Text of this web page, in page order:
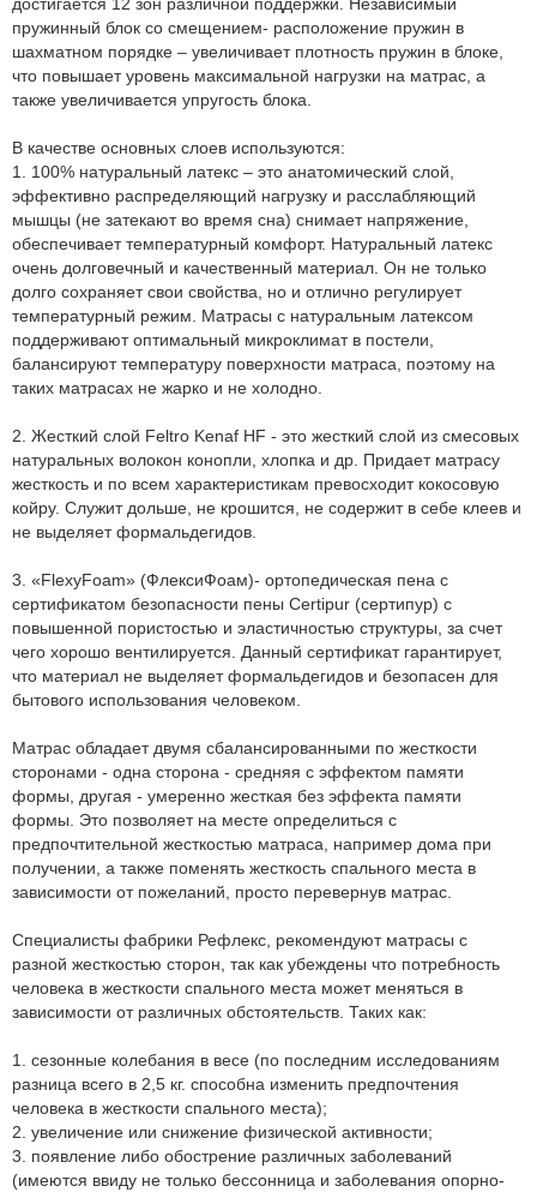
пружинный блок со смещением- расположение пружин в
шахматном порядке – увеличивает плотность пружин в блоке,
что повышает уровень максимальной нагрузки на матрас, а
также увеличивается упругость блока.
В качестве основных слоев используются:
1. 100% натуральный латекс – это анатомический слой,
эффективно распределяющий нагрузку и расслабляющий
мышцы (не затекают во время сна) снимает напряжение,
обеспечивает температурный комфорт. Натуральный латекс
очень долговечный и качественный материал. Он не только
долго сохраняет свои свойства, но и отлично регулирует
температурный режим. Матрасы с натуральным латексом
поддерживают оптимальный микроклимат в постели,
балансируют температуру поверхности матраса, поэтому на
таких матрасах не жарко и не холодно.
2. Жесткий слой Feltro Kenaf HF - это жесткий слой из смесовых
натуральных волокон конопли, хлопка и др. Придает матрасу
жесткость и по всем характеристикам превосходит кокосовую
койру. Служит дольше, не крошится, не содержит в себе клеев и
не выделяет формальдегидов.
3. «FlexyFoam» (ФлексиФоам)- ортопедическая пена с
сертификатом безопасности пены Certipur (сертипур) с
повышенной пористостью и эластичностью структуры, за счет
чего хорошо вентилируется. Данный сертификат гарантирует,
что материал не выделяет формальдегидов и безопасен для
бытового использования человеком.
Матрас обладает двумя сбалансированными по жесткости
сторонами - одна сторона - средняя с эффектом памяти
формы, другая - умеренно жесткая без эффекта памяти
формы. Это позволяет на месте определиться с
предпочтительной жесткостью матраса, например дома при
получении, а также поменять жесткость спального места в
зависимости от пожеланий, просто перевернув матрас.
Специалисты фабрики Рефлекс, рекомендуют матрасы с
разной жесткостью сторон, так как убеждены что потребность
человека в жесткости спального места может меняться в
зависимости от различных обстоятельств. Таких как:
1. сезонные колебания в весе (по последним исследованиям
разница всего в 2,5 кг. способна изменить предпочтения
человека в жесткости спального места);
2. увеличение или снижение физической активности;
3. появление либо обострение различных заболеваний
(имеются ввиду не только бессонница и заболевания опорно-